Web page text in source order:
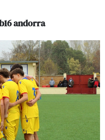
andorra